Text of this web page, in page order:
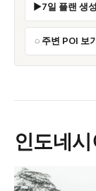
7일 플랜 생성
주변 POI 보
인도네